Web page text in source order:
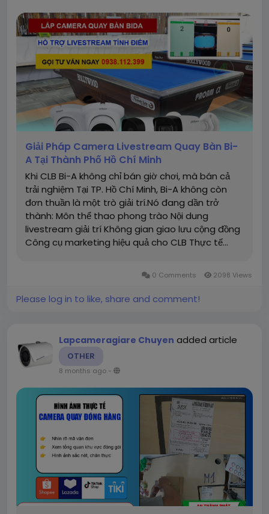
Giải Pháp Camera Livestream Quay Bàn Bi-
A Tại Thành Phố Hồ Chí Minh
Khi CLB Bi-A không chỉ bán giờ chơi, mà bán cả
trải nghiệm Tại TP. Hồ Chí Minh, Bi-A không còn
đơn thuần là một trò giải trí.Nó đang dần trở
thành: Môn thể thao phong trào Nội dung
livestream giải trí Không gian giao lưu cộng đồng
Công cụ marketing hiệu quả cho CLB Thực tế...
0 Comments 2098 Views
Please log in to like, share and comment!
Lapcameragiare Chuyen added article
OTHER
8 months ago -